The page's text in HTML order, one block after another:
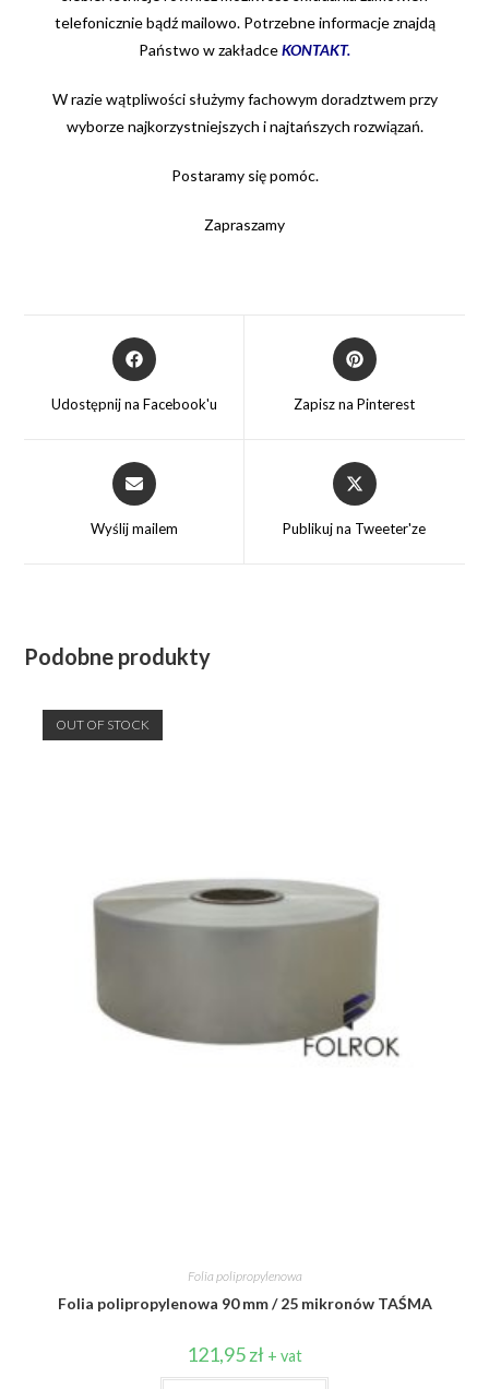
telefonicznie bądź mailowo. Potrzebne informacje znajdą
Państwo w zakładceKONTAKT.
W razie wątpliwości służymy fachowym doradztwem przy
wyborze najkorzystniejszych i najtańszych rozwiązań.
Postaramy się pomóc.
Zapraszamy
Opens
in
new
Udostępnij na Facebook'u
Opens
in
Zapisz na Pinterest
Opens
in
new
Wyślij mailem
Opens
in
new
Publikuj na Tweeter'ze
Podobne produkty
OUT OF STOCK
Folia polipropylenowa
Folia polipropylenowa 90 mm / 25 mikronów TAŚMA
121,95zł + vat